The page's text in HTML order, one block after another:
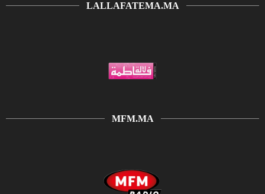
LALLAFATEMA.MA
MFM.MA